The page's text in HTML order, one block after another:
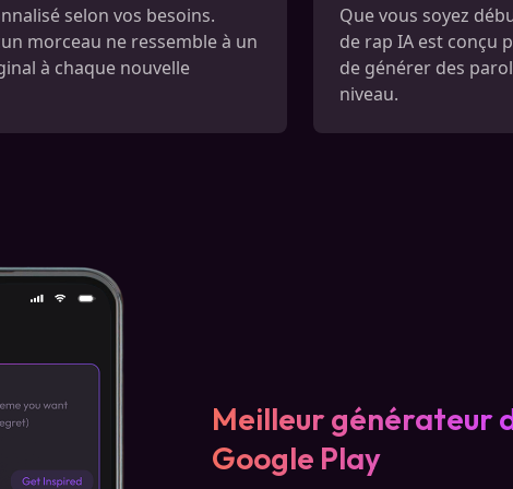
selon vos besoins.
morceau ne ressemble à un
à chaque nouvelle
Que vous soyez
de rap IA est conçu
de générer des
niveau.
Meilleur générateur
Google Play